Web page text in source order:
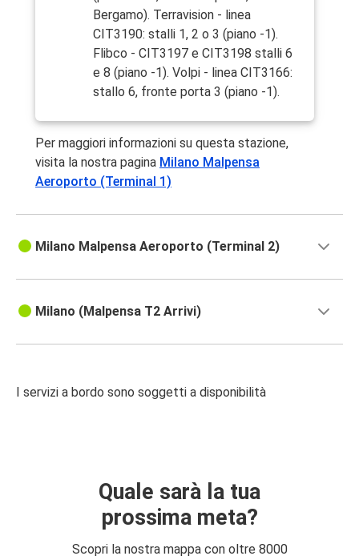
Bergamo). Terravision - linea
CIT3190: stalli 1, 2 o 3 (piano -1).
Flibco - CIT3197 e CIT3198 stalli 6
e 8 (piano -1). Volpi - linea CIT3166:
stallo 6, fronte porta 3 (piano -1).
Per maggiori informazioni su questa stazione,
visita la nostra pagina Milano Malpensa
Aeroporto (Terminal 1)
Milano Malpensa Aeroporto (Terminal 2)
Milano (Malpensa T2 Arrivi)
I servizi a bordo sono soggetti a disponibilità
Quale sarà la tua
prossima meta?
Scopri la nostra mappa con oltre 8000